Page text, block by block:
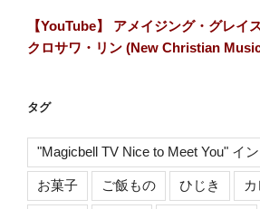
【YouTube】 アメイジング・グレイ
クロサワ・リン (New Christian
タグ
"Magicbell TV Nice to Meet You" イ
お菓子 ご飯もの ひじき